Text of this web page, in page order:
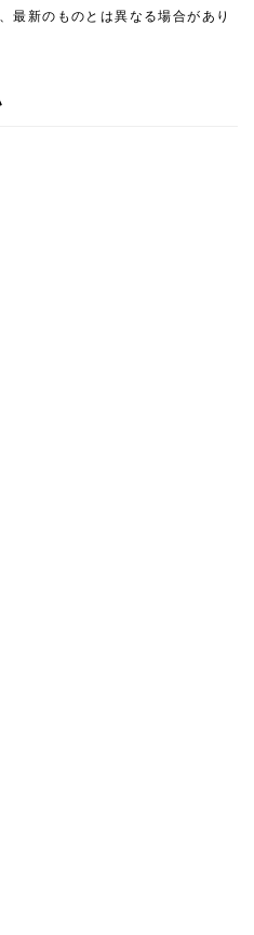
最新のものとは異なる場合があり